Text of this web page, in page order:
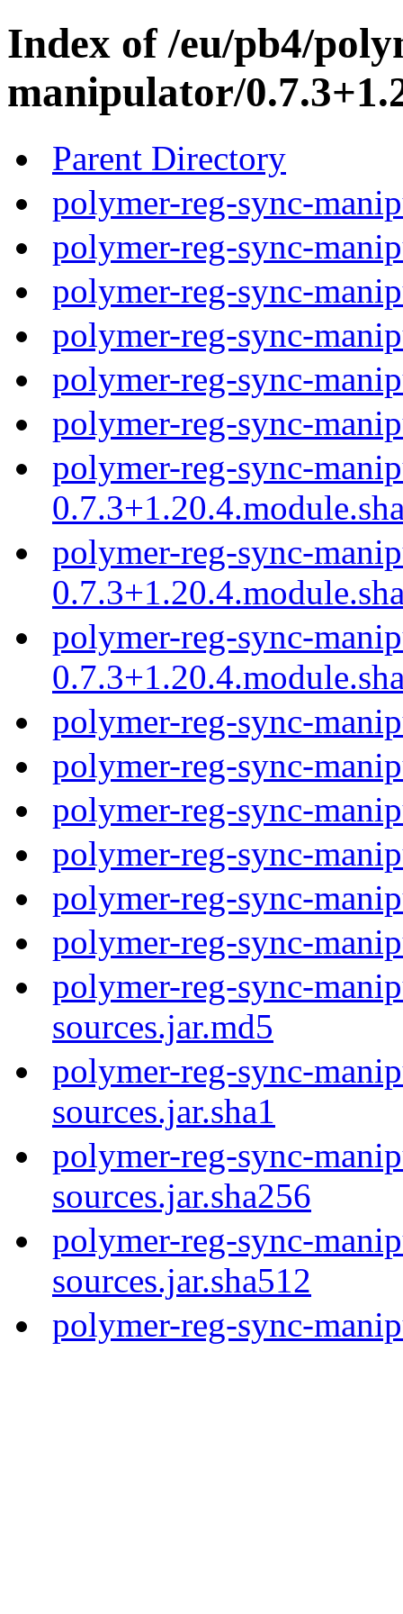
Index of /eu/pb4/
manipulator/
Parent Directory
polymer-reg-sync-
polymer-reg-sync-
polymer-reg-sync-
polymer-reg-sync-
polymer-reg-sync-
polymer-reg-sync-
polymer-reg-sync-
polymer-reg-sync-
polymer-reg-sync-
polymer-reg-sync-
polymer-reg-sync-
polymer-reg-sync-
polymer-reg-sync-
polymer-reg-sync-
polymer-reg-sync-
polymer-reg-sync-
sources.jar.md5
polymer-reg-sync-
sources.jar.sha1
polymer-reg-sync-
sources.jar.sha256
polymer-reg-sync-
sources.jar.sha512
polymer-reg-sync-